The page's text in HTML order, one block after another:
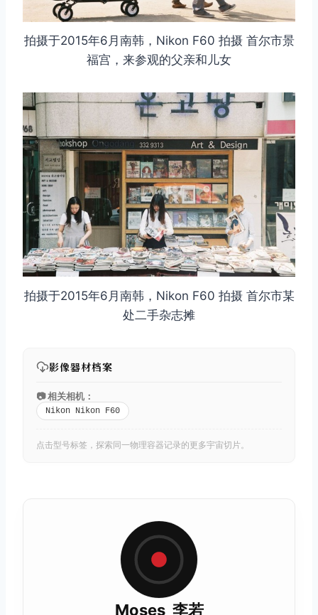
拍摄于2015年6月南韩，Nikon F60 拍摄 首尔市景
福宫，来参观的父亲和儿女
拍摄于2015年6月南韩，Nikon F60 拍摄 首尔市某
处二手杂志摊
影像器材档案
📷 相关相机：
Nikon Nikon F60
点击型号标签，探索同一物理容器记录的更多宇宙切片。
Moses_李若
取消 搜索